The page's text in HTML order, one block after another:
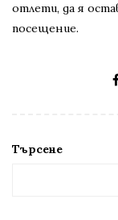
отлети, да я
посещение.
Търсене